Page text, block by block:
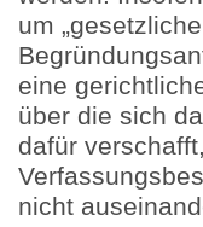
um „gesetzliche
eine
über die sich
dafür
nicht